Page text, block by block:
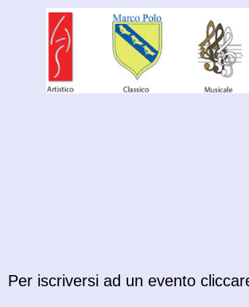
Per iscriversi ad un evento